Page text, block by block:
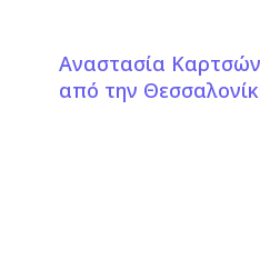
Αναστασία
από την